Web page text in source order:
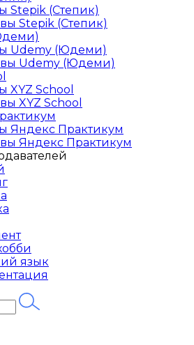
Stepik (Степик)
Stepik (Степик)
Udemy (Юдеми)
Udemy (Юдеми)
XYZ School
XYZ School
Яндекс Практикум
Яндекс Практикум
язык